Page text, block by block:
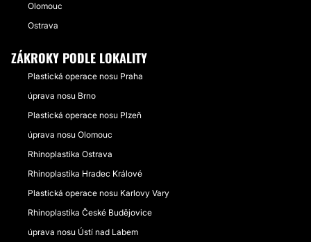
Olomouc
Ostrava
ZÁKROKY PODLE LOKALITY
Plastická operace nosu Praha
úprava nosu Brno
Plastická operace nosu Plzeň
úprava nosu Olomouc
Rhinoplastika Ostrava
Rhinoplastika Hradec Králové
Plastická operace nosu Karlovy Vary
Rhinoplastika České Budějovice
úprava nosu Ústí nad Labem